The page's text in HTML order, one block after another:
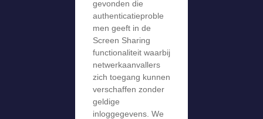
gevonden die
authenticatieproble
men geeft in de
Screen Sharing
functionaliteit waarbij
netwerkaanvallers
zich toegang kunnen
verschaffen zonder
geldige
inloggegevens. We